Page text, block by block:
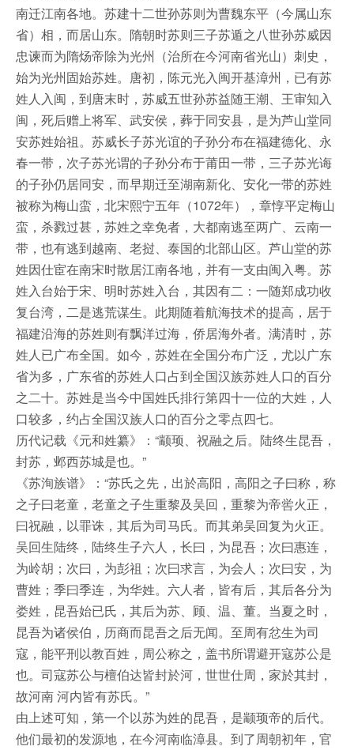
南迁江南各地。苏建十二世孙苏则为曹魏东平（今属山东
省）相，而居山东。隋朝时苏则三子苏遁之八世孙苏威因
忠谏而为隋炀帝除为光州（治所在今河南省光山）刺史，
始为光州固始苏姓。唐初，陈元光入闽开基漳州，已有苏
姓人入闽，到唐末时，苏威五世孙苏益随王潮、王审知入
闽，死后赠上将军、武安侯，葬于同安县，是为芦山堂同
安苏姓始祖。苏威长子苏光谊的子孙分布在福建德化、永
春一带，次子苏光谓的子孙分布于莆田一带，三子苏光诲
的子孙仍居同安，而早期迁至湖南新化、安化一带的苏姓
被称为梅山蛮，北宋熙宁五年（1072年），章惇平定梅山
蛮，杀戮过甚，苏姓之幸免者，大都南逃至两广、云南一
带，也有逃到越南、老挝、泰国的北部山区。芦山堂的苏
姓因仕宦在南宋时散居江南各地，并有一支由闽入粤。苏
姓入台始于宋、明时苏姓入台，其因有二：一随郑成功收
复台湾，二是逃荒谋生。此期随着航海技术的提高，居于
福建沿海的苏姓则有飘洋过海，侨居海外者。满清时，苏
姓人已广布全国。如今，苏姓在全国分布广泛，尤以广东
省为多，广东省的苏姓人口占到全国汉族苏姓人口的百分
之二十。苏姓是当今中国姓氏排行第四十一位的大姓，人
口较多，约占全国汉族人口的百分之零点四七。
历代记载《元和姓纂》：“颛顼、祝融之后。陆终生昆吾，
封苏，邺西苏城是也。”
《苏洵族谱》：“苏氏之先，出於高阳，高阳之子曰称，称
之子曰老童，老童之子生重黎及吴回，重黎为帝喾火正，
曰祝融，以罪诛，其后为司马氏。而其弟吴回复为火正。
吴回生陆终，陆终生子六人，长曰，为昆吾；次曰惠连，
为岭胡；次曰，为彭祖；次曰求言，为会人；次曰安，为
曹姓；季曰季连，为华姓。六人者，皆有后，其后各分为
娄姓，昆吾始已氏，其后为苏、顾、温、董。当夏之时，
昆吾为诸侯伯，历商而昆吾之后无闻。至周有忿生为司
寇，能平刑以教百姓，周公称之，盖书所谓避开寇苏公是
也。司寇苏公与檀伯达皆封於河，世世仕周，家於其封，
故河南 河内皆有苏氏。”
由上述可知，第一个以苏为姓的昆吾，是颛顼帝的后代。
他们最初的发源地，在今河南临漳县。到了周朝初年，官